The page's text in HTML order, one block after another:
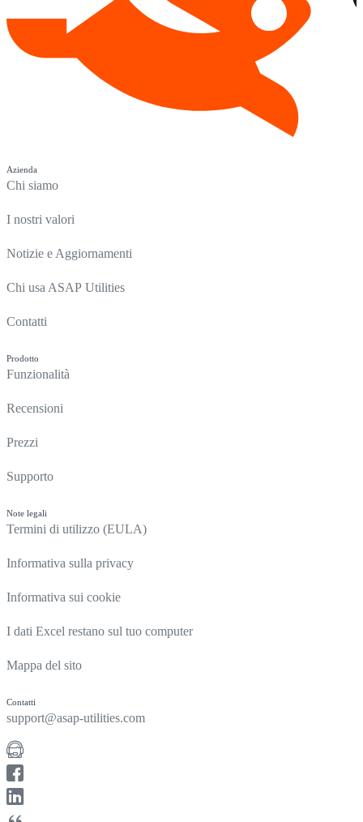
Azienda
Chi siamo
I nostri valori
Notizie e Aggiornamenti
Chi usa ASAP Utilities
Contatti
Prodotto
Funzionalità
Recensioni
Prezzi
Supporto
Note legali
Termini di utilizzo (EULA)
Informativa sulla privacy
Informativa sui cookie
I dati Excel restano sul tuo computer
Mappa del sito
Contatti
support@asap-utilities.com